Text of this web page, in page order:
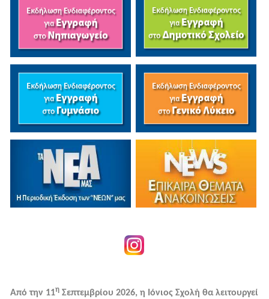
Από την 11η Σεπτεμβρίου 2026, η Ιόνιος Σχολή θα λειτουργεί